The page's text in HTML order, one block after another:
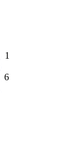
1
6